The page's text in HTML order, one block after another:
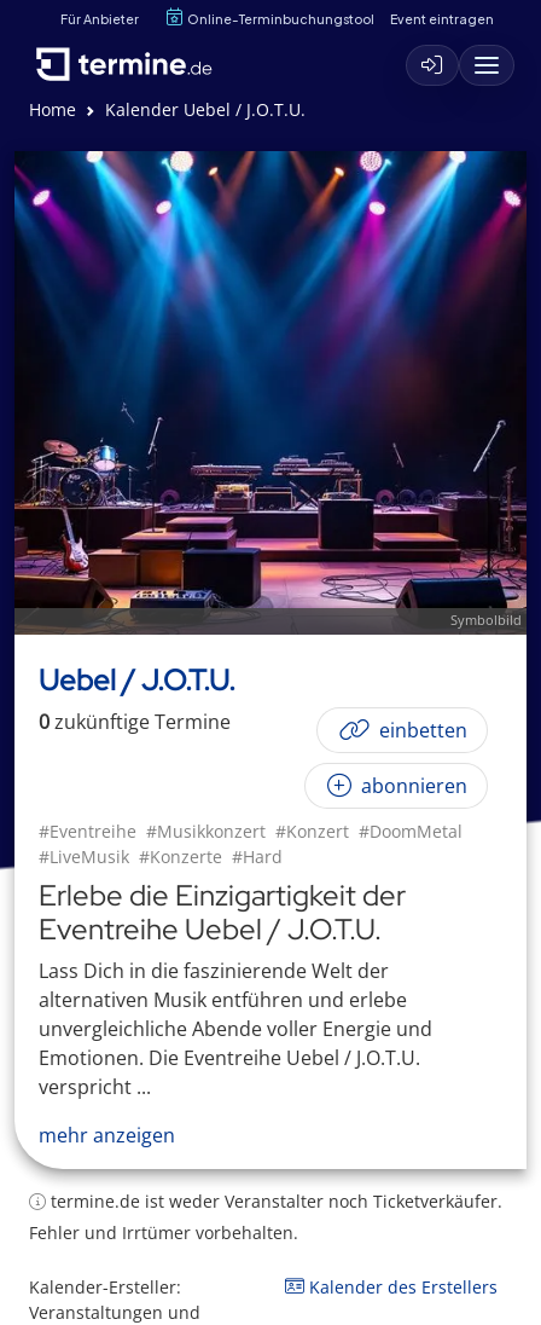
Für Anbieter Online-Terminbuchungstool Event eintragen
Home Kalender Uebel / J.O.T.U.
Symbolbild
Uebel / J.O.T.U.
0zukünftigeTermine einbetten
abonnieren
#Eventreihe #Musikkonzert #Konzert #DoomMetal
#LiveMusik #Konzerte #Hard
Erlebe die Einzigartigkeit der
Eventreihe Uebel / J.O.T.U.
Lass Dich in die faszinierende Welt der
alternativen Musik entführen und erlebe
unvergleichliche Abende voller Energie und
Emotionen. Die Eventreihe Uebel / J.O.T.U.
verspricht ...
mehr anzeigen
termine.de ist weder Veranstalter noch Ticketverkäufer.
Fehler und Irrtümer vorbehalten.
Kalender-Ersteller:
Veranstaltungen und
Kalender des Erstellers